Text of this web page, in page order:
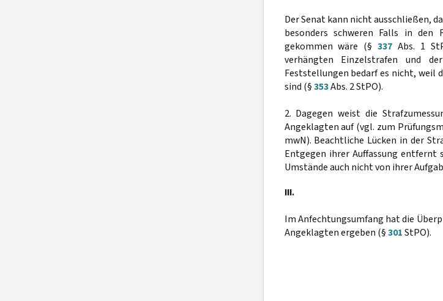
Der Senat kann nicht ausschließen,
besonders schweren Falls in
gekommen wäre (§337 Abs. 1
verhängten Einzelstrafen und
Feststellungen bedarf es nicht, weil
sind (§353Abs. 2 StPO).
2. Dagegen weist die
Angeklagten auf (vgl. zum
mwN). Beachtliche Lücken in der
Entgegen ihrer Auffassung entfernt
Umstände auch nicht von ihrer
III.
Im Anfechtungsumfang hat die
Angeklagten ergeben (§301StPO).